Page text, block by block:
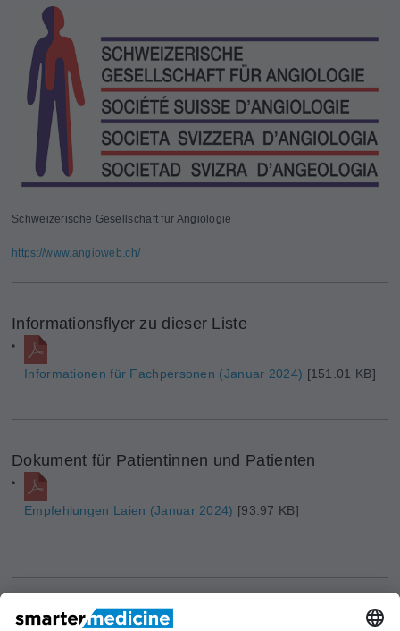
Schweizerische Gesellschaft für Angiologie
https://www.angioweb.ch/
Informationsflyer zu dieser Liste
Informationen für Fachpersonen (Januar 2024) [151.01 KB]
Dokument für Patientinnen und Patienten
Empfehlungen Laien (Januar 2024) [93.97 KB]